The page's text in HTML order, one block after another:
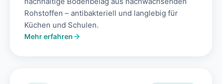
Rohstoffen – antibakteriell und langlebig für
Küchen und Schulen.
Mehr erfahren